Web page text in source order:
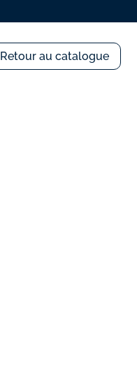
Retour au catalogue